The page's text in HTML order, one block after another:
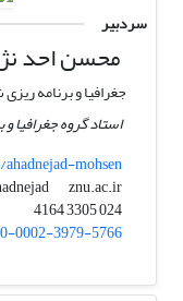
سردبیر
محسن احد
جغرافیا و برنامه
استاد گروه جغرافیا
mohsen
ahadnejad
znu.ac.ir
024 3305 4164
0002-3979-5766